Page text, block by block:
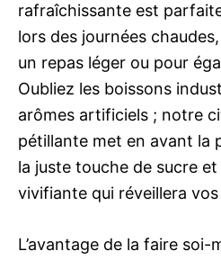
rafraîchissante est
lors des journées
un repas léger ou pour
Oubliez les boissons
arômes artificiels ; notre
pétillante met en avant la
la juste touche de sucre
vivifiante qui réveillera vos
L’avantage de la faire soi-